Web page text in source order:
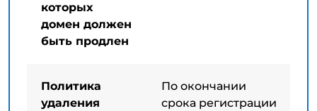
которых
домен должен
быть продлен
Политика
удаления
По окончании
срока регистрации